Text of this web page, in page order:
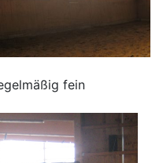
fein